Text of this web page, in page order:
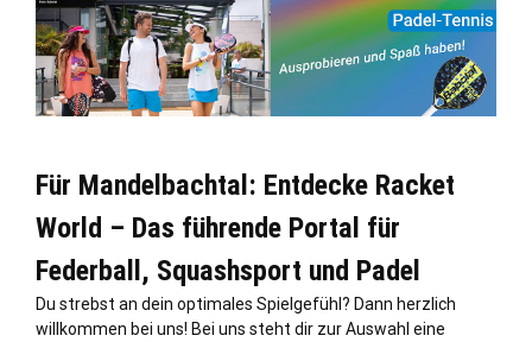
Für Mandelbachtal: Entdecke Racket
World – Das führende Portal für
Federball, Squashsport und Padel
Du strebst an dein optimales Spielgefühl? Dann herzlich
willkommen bei uns! Bei uns steht dir zur Auswahl eine